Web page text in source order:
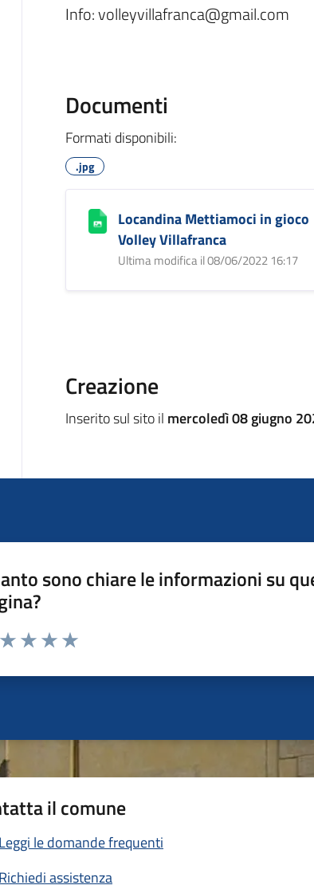
Info: volleyvillafranca@gmail.com
Documenti
Formati disponibili:
.jpg
Locandina Mettiamoci in gioco
Volley Villafranca
Ultima modifica il 08/06/2022 16:17
Creazione
Inserito sul sito il mercoledì 08 giugno
sono chiare le informazioni su
da 1 a 5 stelle la pagina
il comune
Leggi le domande frequenti
Richiedi assistenza